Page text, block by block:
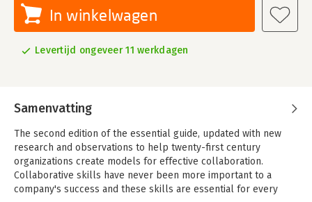
In winkelwagen
Levertijd ongeveer 11 werkdagen
Samenvatting
The second edition of the essential guide, updated with new
research and observations to help twenty-first century
organizations create models for effective collaboration.
Collaborative skills have never been more important to a
company's success and these skills are essential for every